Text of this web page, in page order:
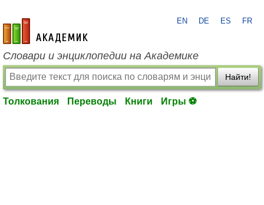
academic.ru
EN DE ES FR
Словари и энциклопедии на Академике
Найти!
Толкования Переводы Книги Игры ⚽